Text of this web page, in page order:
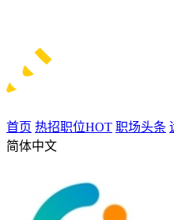
首页 热招职位HOT 职场头条
简体中文